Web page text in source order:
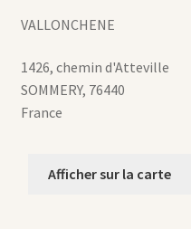
VALLONCHENE
1426, chemin d'Atteville
SOMMERY, 76440
France
Afficher sur la carte